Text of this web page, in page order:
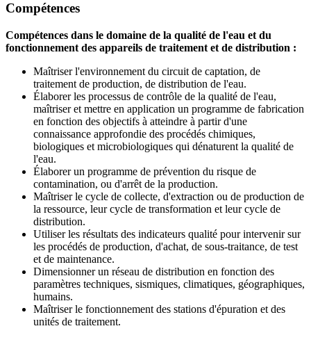
Compétences
Compétences dans le domaine de la qualité de l'eau et du
fonctionnement des appareils de traitement et de distribution :
Maîtriser l'environnement du circuit de captation, de
traitement de production, de distribution de l'eau.
Élaborer les processus de contrôle de la qualité de l'eau,
maîtriser et mettre en application un programme de fabrication
en fonction des objectifs à atteindre à partir d'une
connaissance approfondie des procédés chimiques,
biologiques et microbiologiques qui dénaturent la qualité de
l'eau.
Élaborer un programme de prévention du risque de
contamination, ou d'arrêt de la production.
Maîtriser le cycle de collecte, d'extraction ou de production de
la ressource, leur cycle de transformation et leur cycle de
distribution.
Utiliser les résultats des indicateurs qualité pour intervenir sur
les procédés de production, d'achat, de sous-traitance, de test
et de maintenance.
Dimensionner un réseau de distribution en fonction des
paramètres techniques, sismiques, climatiques, géographiques,
humains.
Maîtriser le fonctionnement des stations d'épuration et des
unités de traitement.